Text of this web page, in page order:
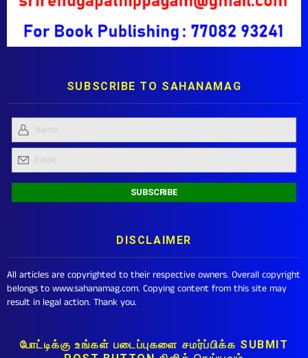
SUBSCRIBE TO SAHANAMAG
DISCLAIMER
All articles are copyrighted to their respective owners. Overall copyright
belongs to www.sahanamag.com. Copying content from this site may
result in legal action. Thank you.
போட்டிக்கு உங்கள் படைப்புகளை சமர்ப்பிக்க SUBMIT